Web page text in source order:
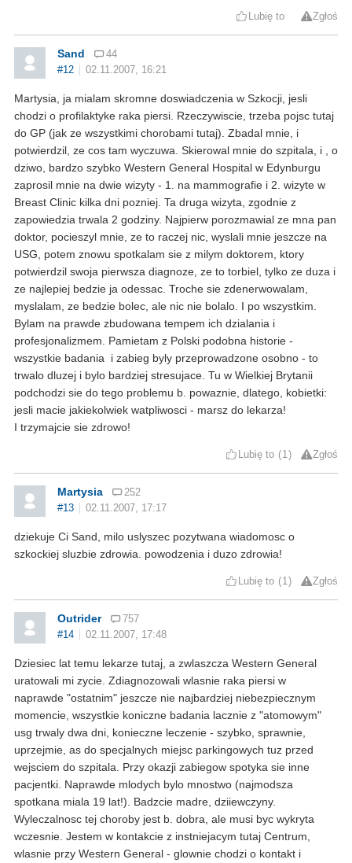
Lubię to Zgłoś
Sand
44
#12
02.11.2007, 16:21
Martysia, ja mialam skromne doswiadczenia w Szkocji, jesli
chodzi o profilaktyke raka piersi. Rzeczywiscie, trzeba pojsc tutaj
do GP (jak ze wszystkimi chorobami tutaj). Zbadal mnie, i
potwierdzil, ze cos tam wyczuwa. Skierowal mnie do szpitala, i , o
dziwo, bardzo szybko Western General Hospital w Edynburgu
zaprosil mnie na dwie wizyty - 1. na mammografie i 2. wizyte w
Breast Clinic kilka dni pozniej. Ta druga wizyta, zgodnie z
zapowiedzia trwala 2 godziny. Najpierw porozmawial ze mna pan
doktor, pocieszyl mnie, ze to raczej nic, wyslali mnie jeszcze na
USG, potem znowu spotkalam sie z milym doktorem, ktory
potwierdzil swoja pierwsza diagnoze, ze to torbiel, tylko ze duza i
ze najlepiej bedzie ja odessac. Troche sie zdenerwowalam,
myslalam, ze bedzie bolec, ale nic nie bolalo. I po wszystkim.
Bylam na prawde zbudowana tempem ich dzialania i
profesjonalizmem. Pamietam z Polski podobna historie -
wszystkie badania i zabieg byly przeprowadzone osobno - to
trwalo dluzej i bylo bardziej stresujace. Tu w Wielkiej Brytanii
podchodzi sie do tego problemu b. powaznie, dlatego, kobietki:
jesli macie jakiekolwiek watpliwosci - marsz do lekarza!
I trzymajcie sie zdrowo!
Lubię to 1 Zgłoś
Martysia
252
#13
02.11.2007, 17:17
dziekuje Ci Sand, milo uslyszec pozytwana wiadomosc o
szkockiej sluzbie zdrowia. powodzenia i duzo zdrowia!
Lubię to 1 Zgłoś
Outrider
757
#14
02.11.2007, 17:48
Dziesiec lat temu lekarze tutaj, a zwlaszcza Western General
uratowali mi zycie. Zdiagnozowali wlasnie raka piersi w
naprawde "ostatnim" jeszcze nie najbardziej niebezpiecznym
momencie, wszystkie koniczne badania lacznie z "atomowym"
usg trwaly dwa dni, konieczne leczenie - szybko, sprawnie,
uprzejmie, as do specjalnych miejsc parkingowych tuz przed
wejsciem do szpitala. Przy okazji zabiegow spotyka sie inne
pacjentki. Naprawde mlodych bylo mnostwo (najmodsza
spotkana miala 19 lat!). Badzcie madre, dziiewczyny.
Wyleczalnosc tej choroby jest b. dobra, ale musi byc wykryta
wczesnie. Jestem w kontakcie z instniejacym tutaj Centrum,
wlasnie przy Western General - glownie chodzi o kontakt i